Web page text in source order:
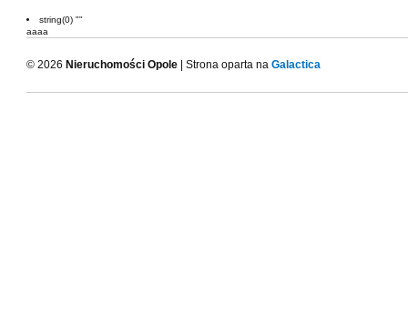
string(0) ""
aaaa
© 2026 Nieruchomości Opole | Strona oparta na Galactica